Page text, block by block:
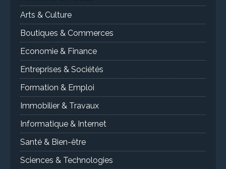
Arts & Culture
Boutiques & Commerces
Economie & Finance
Entreprises & Sociétés
Formation & Emploi
Immobilier & Travaux
Informatique & Internet
Santé & Bien-être
Sciences & Technologies